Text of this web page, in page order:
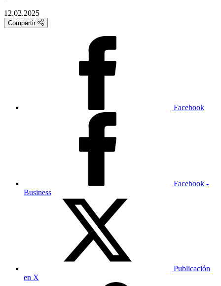
12.02.2025
Compartir
Facebook
Facebook -
Business
Publicación
en X